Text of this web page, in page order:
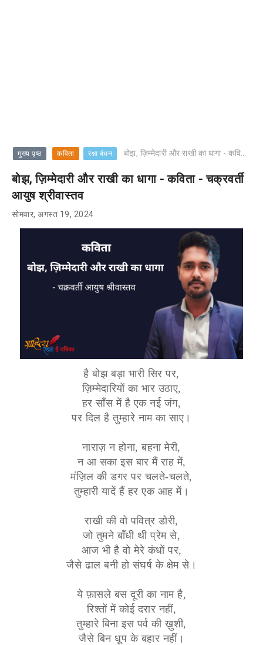
मुख्य पृष्ठ कविता रक्षा बंधन बोझ, ज़िम्मेदारी और राखी का धागा - कविता - चक्रवर्ती आयुष श्रीवास्तव
बोझ, ज़िम्मेदारी और राखी का धागा - कविता - चक्रवर्ती
आयुष श्रीवास्तव
सोमवार, अगस्त 19, 2024
है बोझ बड़ा भारी सिर पर,
ज़िम्मेदारियों का भार उठाए,
हर साँस में है एक नई जंग,
पर दिल है तुम्हारे नाम का साए।
नाराज़ न होना, बहना मेरी,
न आ सका इस बार मैं राह में,
मंज़िल की डगर पर चलते-चलते,
तुम्हारी यादें हैं हर एक आह में।
राखी की वो पवित्र डोरी,
जो तुमने बाँधी थी प्रेम से,
आज भी है वो मेरे कंधों पर,
जैसे ढाल बनी हो संघर्ष के क्षेम से।
ये फ़ासले बस दूरी का नाम है,
रिश्तों में कोई दरार नहीं,
तुम्हारे बिना इस पर्व की ख़ुशी,
जैसे बिन धूप के बहार नहीं।